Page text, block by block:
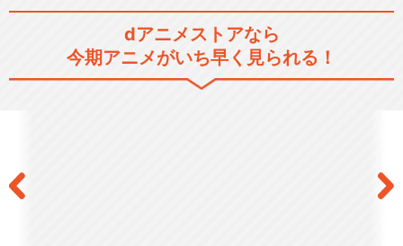
閉じる
dアニメストアなら
今期アニメがいち早く見られる！